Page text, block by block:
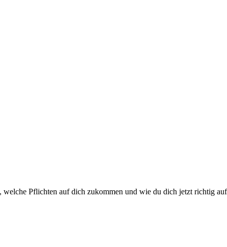
Pflichten auf dich zukommen und wie du dich jetzt richtig